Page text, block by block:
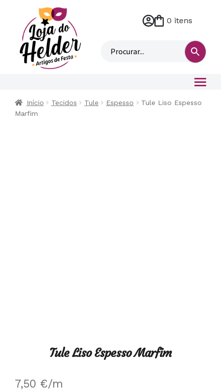
M
n
0 itens
Início Tecidos Tule Espesso
Tule Liso Espesso
Marfim
Tule Liso Espesso Marfim
7,50 €/m